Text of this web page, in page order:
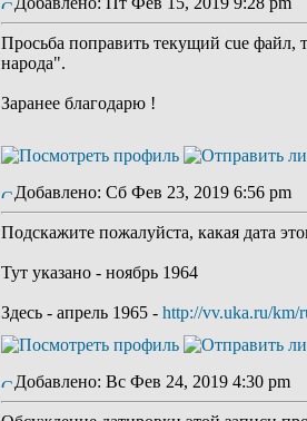
Просьба поправить текущий cue файл,
народа".
Заранее благодарю !
Добавлено: Сб Фев 23, 2019 6:56 pm
Подскажите пожалуйста, какая дата
Тут указано - ноябрь 1964
Здесь - апрель 1965 - http://vv.uka.ru/km/
Добавлено: Вс Фев 24, 2019 4:30 pm